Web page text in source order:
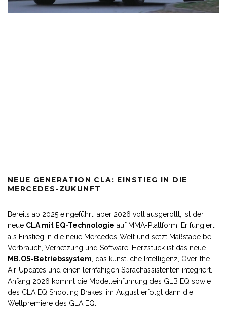
NEUE GENERATION CLA: EINSTIEG IN DIE
MERCEDES-ZUKUNFT
Bereits ab 2025 eingeführt, aber 2026 voll ausgerollt, ist der
neue CLA mit EQ-Technologie auf MMA-Plattform. Er fungiert
als Einstieg in die neue Mercedes-Welt und setzt Maßstäbe bei
Verbrauch, Vernetzung und Software. Herzstück ist das neue
MB.OS-Betriebssystem, das künstliche Intelligenz, Over-the-
Air-Updates und einen lernfähigen Sprachassistenten integriert.
Anfang 2026 kommt die Modelleinführung des GLB EQ sowie
des CLA EQ Shooting Brakes, im August erfolgt dann die
Weltpremiere des GLA EQ.